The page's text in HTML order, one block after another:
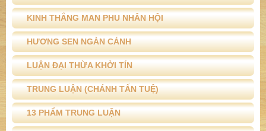
KINH THẮNG MAN PHU NHÂN HỘI
HƯƠNG SEN NGÀN CÁNH
LUẬN ĐẠI THỪA KHỞI TÍN
TRUNG LUẬN (CHÁNH TẤN TUỆ)
13 PHẨM TRUNG LUẬN